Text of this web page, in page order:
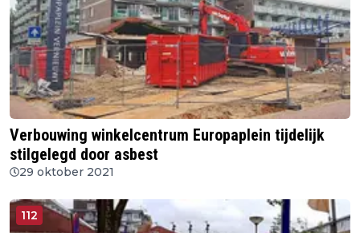
Verbouwing winkelcentrum Europaplein tijdelijk
stilgelegd door asbest
29 oktober 2021
112